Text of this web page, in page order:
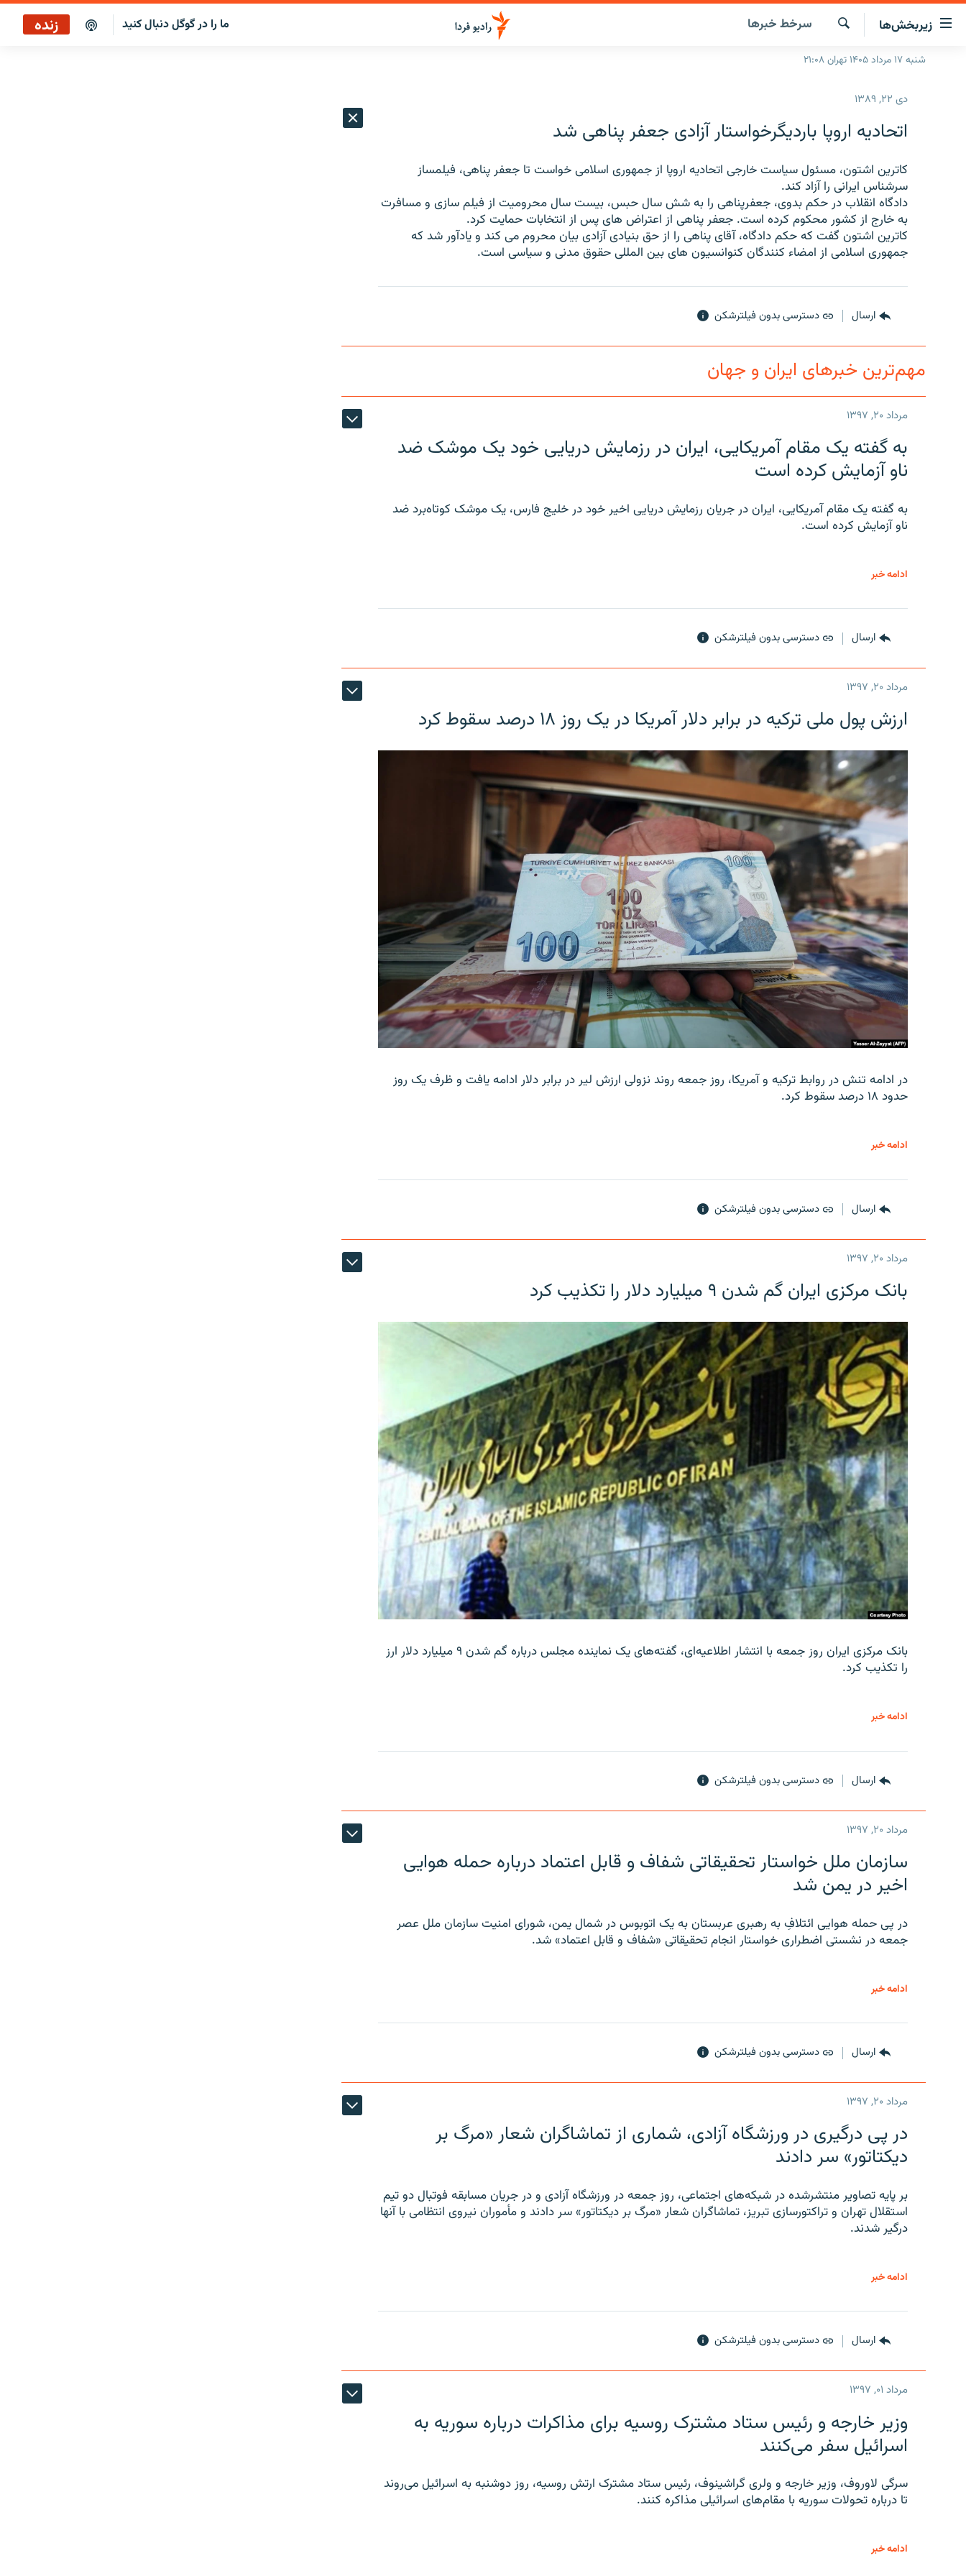
لینک‌های
قابلیت
دسترسی
زیربخش‌ها
صفحه اصلی
انتخاب کنید و بشنوید
برنامه‌های رادیویی
فرکانس‌ها
چندرسانه‌ای
گزارش‌های تصویری
گزارش‌های ویدئویی
جستجو
سرخط‌ خبرها ما را در گوگل دنبال کنید زنده
شنبه ۱۷ مرداد ۱۴۰۵ تهران ۲۱:۰۸
دی ۲۲, ۱۳۸۹
اتحادیه اروپا باردیگرخواستار آزادی جعفر پناهی شد
کاترین اشتون، مسئول سیاست خارجی اتحادیه اروپا از جمهوری اسلامی خواست تا جعفر پناهی، فیلمساز
سرشناس ایرانی را آزاد کند.
دادگاه انقلاب در حکم بدوی، جعفرپناهی را به شش سال حبس، بیست سال محرومیت از فیلم سازی و مسافرت
به خارج از کشور محکوم کرده است. جعفر پناهی از اعتراض های پس از انتخابات حمایت کرد.
کاترین اشتون گفت که حکم دادگاه، آقای پناهی را از حق بنیادی آزادی بیان محروم می کند و یادآور شد که
جمهوری اسلامی از امضاء کنندگان کنوانسیون های بین المللی حقوق مدنی و سیاسی است.
ارسال دسترسی بدون فیلترشکن
مهم‌ترین خبرهای ایران و جهان
مرداد ۲۰, ۱۳۹۷
به گفته یک مقام آمریکایی، ایران در رزمایش دریایی خود یک موشک ضد
ناو آزمایش کرده است
به گفته یک مقام آمریکایی، ایران در جریان رزمایش دریایی اخیر خود در خلیج فارس، یک موشک کوتاه‌برد ضد
ناو آزمایش کرده است.
ادامه خبر
ارسال دسترسی بدون فیلترشکن
مرداد ۲۰, ۱۳۹۷
ارزش پول ملی ترکیه در برابر دلار آمریکا در یک روز ۱۸ درصد سقوط کرد
در ادامه تنش در روابط ترکیه و آمریکا، روز جمعه روند نزولی ارزش لیر در برابر دلار ادامه یافت و ظرف یک روز
حدود ۱۸ درصد سقوط کرد.
ادامه خبر
ارسال دسترسی بدون فیلترشکن
مرداد ۲۰, ۱۳۹۷
بانک مرکزی ایران گم شدن ۹ میلیارد دلار را تکذیب کرد
بانک مرکزی ایران روز جمعه با انتشار اطلاعیه‌ای، گفته‌های یک نماینده مجلس درباره گم شدن ۹ میلیارد دلار ارز
را تکذیب کرد.
ادامه خبر
ارسال دسترسی بدون فیلترشکن
مرداد ۲۰, ۱۳۹۷
سازمان ملل خواستار تحقیقاتی شفاف و قابل اعتماد درباره حمله هوایی
اخیر در یمن شد
در پی حمله هوایی ائتلافِ به رهبری عربستان به یک اتوبوس در شمال یمن، شورای امنیت سازمان ملل عصر
جمعه در نشستی اضطراری خواستار انجام تحقیقاتی «شفاف و قابل اعتماد» شد.
ادامه خبر
ارسال دسترسی بدون فیلترشکن
مرداد ۲۰, ۱۳۹۷
در پی درگیری در ورزشگاه آزادی، شماری از تماشاگران شعار «مرگ بر
دیکتاتور» سر دادند
بر پایه تصاویر منتشرشده در شبکه‌های اجتماعی، روز جمعه در ورزشگاه آزادی و در جریان مسابقه فوتبال دو تیم
استقلال تهران و تراکتورسازی تبریز، تماشاگران شعار «مرگ بر دیکتاتور» سر دادند و مأموران نیروی انتظامی با آنها
درگیر شدند.
ادامه خبر
ارسال دسترسی بدون فیلترشکن
مرداد ۰۱, ۱۳۹۷
وزیر خارجه و رئیس‌ ستاد مشترک روسیه برای مذاکرات درباره سوریه به
اسرائیل سفر می‌کنند
سرگی لاوروف، وزیر خارجه و ولری گراشینوف، رئیس ستاد مشترک ارتش روسیه، روز دوشنبه به اسرائیل می‌روند
تا درباره تحولات سوریه با مقام‌های اسرائیلی مذاکره کنند.
ادامه خبر